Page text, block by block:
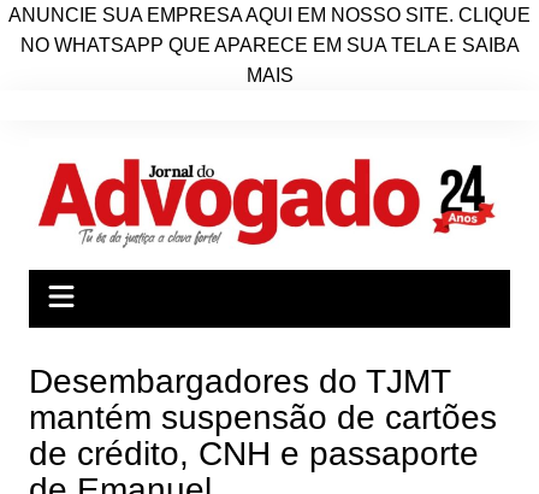
ANUNCIE SUA EMPRESA AQUI EM NOSSO SITE. CLIQUE
NO WHATSAPP QUE APARECE EM SUA TELA E SAIBA
MAIS
conteúdo
Desembargadores do TJMT
mantém suspensão de cartões
de crédito, CNH e passaporte